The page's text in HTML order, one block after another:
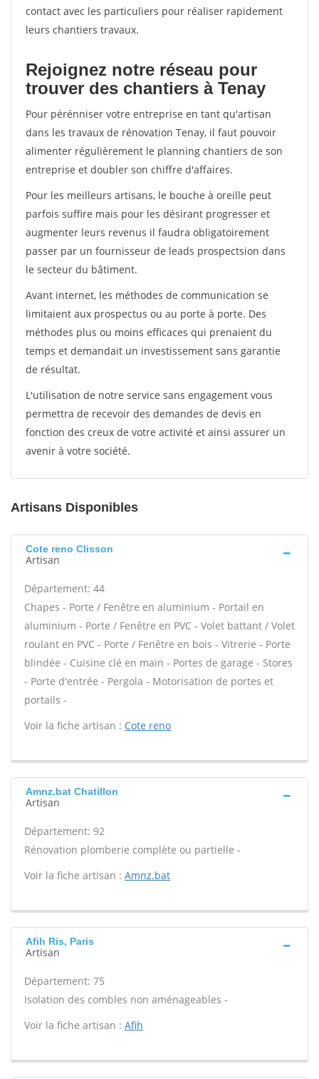
contact avec les particuliers pour réaliser rapidement
leurs chantiers travaux.
Rejoignez notre réseau pour
trouver des chantiers à Tenay
Pour pérénniser votre entreprise en tant qu'artisan
dans les travaux de rénovation Tenay, il faut pouvoir
alimenter régulièrement le planning chantiers de son
entreprise et doubler son chiffre d'affaires.
Pour les meilleurs artisans, le bouche à oreille peut
parfois suffire mais pour les désirant progresser et
augmenter leurs revenus il faudra obligatoirement
passer par un fournisseur de leads prospectsion dans
le secteur du bâtiment.
Avant internet, les méthodes de communication se
limitaient aux prospectus ou au porte à porte. Des
méthodes plus ou moins efficaces qui prenaient du
temps et demandait un investissement sans garantie
de résultat.
L'utilisation de notre service sans engagement vous
permettra de recevoir des demandes de devis en
fonction des creux de votre activité et ainsi assurer un
avenir à votre société.
Artisans Disponibles
Cote reno Clisson
Artisan
Département: 44
Chapes - Porte / Fenêtre en aluminium - Portail en
aluminium - Porte / Fenêtre en PVC - Volet battant / Volet
roulant en PVC - Porte / Fenêtre en bois - Vitrerie - Porte
blindée - Cuisine clé en main - Portes de garage - Stores
- Porte d'entrée - Pergola - Motorisation de portes et
portails -
Voir la fiche artisan : Cote reno
Amnz.bat Chatillon
Artisan
Département: 92
Rénovation plomberie complète ou partielle -
Voir la fiche artisan : Amnz.bat
Afih Ris, Paris
Artisan
Département: 75
Isolation des combles non aménageables -
Voir la fiche artisan : Afih